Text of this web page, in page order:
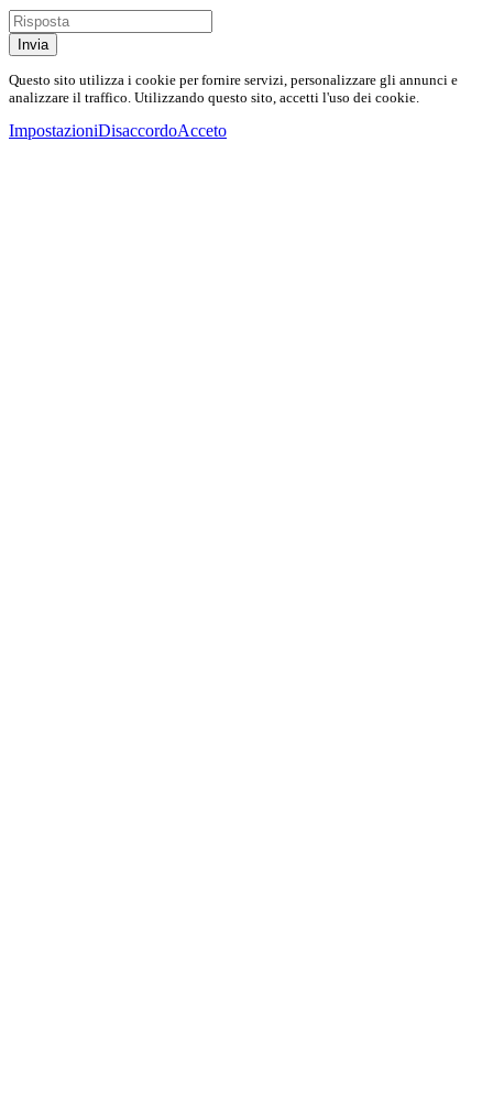
Invia
Questo sito utilizza i cookie per fornire servizi, personalizzare gli annunci e
analizzare il traffico. Utilizzando questo sito, accetti l'uso dei cookie.
ImpostazioniDisaccordoAcceto